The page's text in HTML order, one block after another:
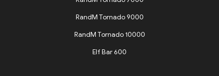
RandM Tornado 9000
RandM Tornado 10000
Elf Bar 600